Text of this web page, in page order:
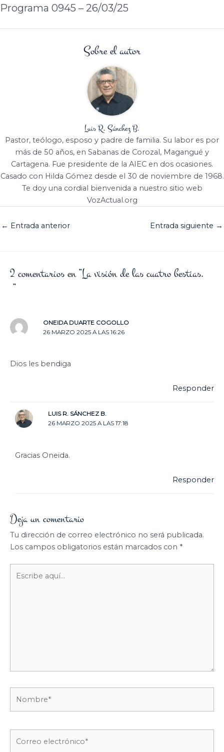
Programa 0945 – 26/03/25
Sobre el autor
Luis R. Sánchez B.
Pastor, teólogo, esposo y padre de familia. Su labor es por
más de 50 años, en Sabanas de Corozal, Magangué y
Cartagena. Fue presidente de la AIEC en dos ocasiones.
Casado con Hilda Gómez desde el 30 de noviembre de 1968.
Te doy una cordial bienvenida a nuestro sitio web
VozActual.org
← Entrada anterior Entrada siguiente →
2 comentarios en “La visión de las cuatro bestias.
”
ONEIDA DUARTE COGOLLO
26 MARZO 2025 A LAS 16:26
Dios les bendiga
Responder
LUIS R. SÁNCHEZ B.
26 MARZO 2025 A LAS 17:18
Gracias Oneida.
Responder
Deja un comentario
Tu dirección de correo electrónico no será publicada.
Los campos obligatorios están marcados con *
aquí...
electrónico*